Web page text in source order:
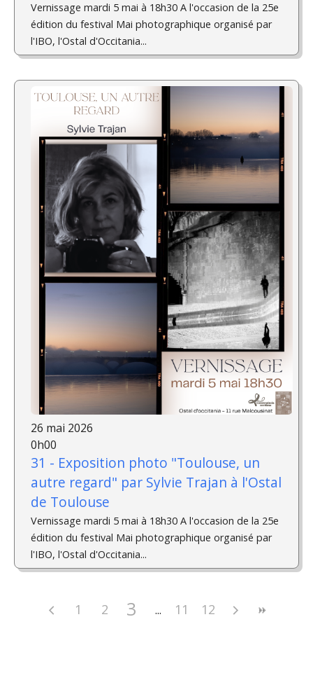
Vernissage mardi 5 mai à 18h30 A l'occasion de la 25e
édition du festival Mai photographique organisé par
l'IBO, l'Ostal d'Occitania...
26 mai 2026
0h00
31 - Exposition photo "Toulouse, un
autre regard" par Sylvie Trajan à l'Ostal
de Toulouse
Vernissage mardi 5 mai à 18h30 A l'occasion de la 25e
édition du festival Mai photographique organisé par
l'IBO, l'Ostal d'Occitania...
1 2 3 11 12